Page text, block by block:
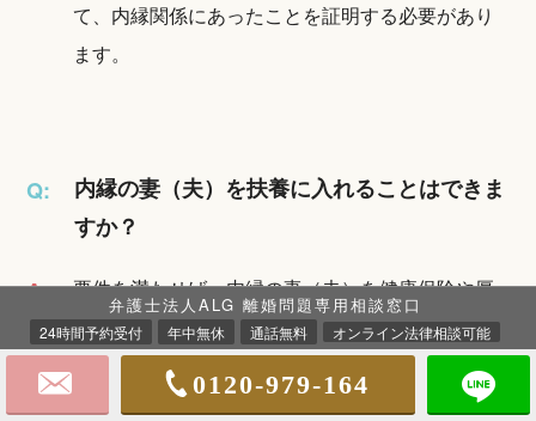
て、内縁関係にあったことを証明する必要があり
ます。
Q:
内縁の妻（夫）を扶養に入れることはできま
すか？
A:
要件を満たせば、内縁の妻（夫）を健康保険や厚
生年金保険といった社会保険の扶養に入れること
は可能です。
他方で税法上の配偶者控除や扶養控除といった扶
弁護士法人ALG 離婚問題専用相談窓口
24時間予約受付 年中無休 通話無料 オンライン法律相談可能
0120-979-164